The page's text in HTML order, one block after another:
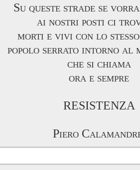
Su queste strade se
ai nostri posti ci
morti e vivi con lo stesso
popolo serrato intorno al
che si chiama
ora e sempre
RESISTENZA
Piero